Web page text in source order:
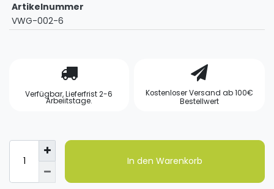
Artikelnummer
VWG-002-6
Verfügbar, Lieferfrist 2-6
Arbeiitstage.
Kostenloser Versand ab 100€
Bestellwert
In den Warenkorb